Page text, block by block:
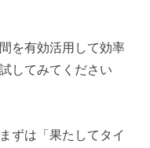
を有効活用して効率
してみてください
ずは「果たしてタイ